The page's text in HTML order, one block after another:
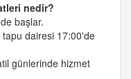
nedir?
başlar.
tapu dairesi 17:00'de
günlerinde hizmet